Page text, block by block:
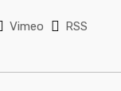
Vimeo RSS